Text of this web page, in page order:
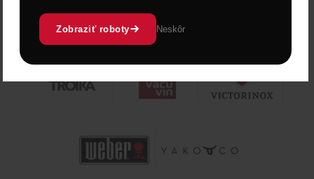
Zobraziť roboty Neskôr